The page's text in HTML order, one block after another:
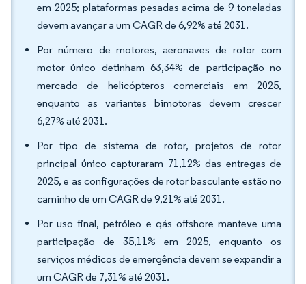
em 2025; plataformas pesadas acima de 9 toneladas
devem avançar a um CAGR de 6,92% até 2031.
Por número de motores, aeronaves de rotor com
motor único detinham 63,34% de participação no
mercado de helicópteros comerciais em 2025,
enquanto as variantes bimotoras devem crescer
6,27% até 2031.
Por tipo de sistema de rotor, projetos de rotor
principal único capturaram 71,12% das entregas de
2025, e as configurações de rotor basculante estão no
caminho de um CAGR de 9,21% até 2031.
Por uso final, petróleo e gás offshore manteve uma
participação de 35,11% em 2025, enquanto os
serviços médicos de emergência devem se expandir a
um CAGR de 7,31% até 2031.